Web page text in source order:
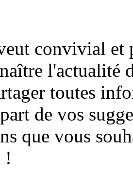
convivial et
l'actualité
toutes
de vos
que vous
!